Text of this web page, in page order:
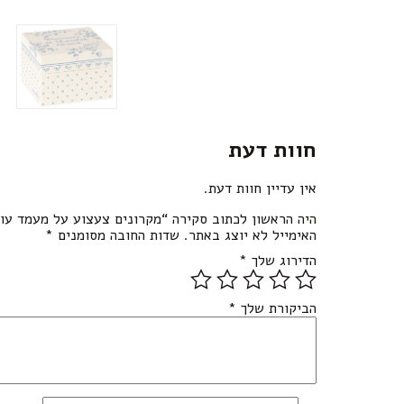
חוות דעת
אין עדיין חוות דעת.
היה הראשון לכתוב סקירה “מקרונים צעצוע על מעמד
האימייל לא יוצג באתר. שדות החובה מסומנים *
הדירוג שלך *
הביקורת שלך *